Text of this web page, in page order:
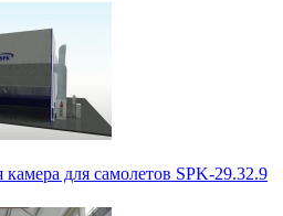
камера для самолетов SPK-29.32.9